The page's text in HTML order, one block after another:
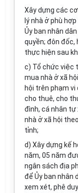
Xây dựng các
lý nhà ở phù
Ủy ban nhân
quyền; đôn đốc,
thực hiện sau
c) Tổ chức việc
mua nhà ở xã
hội trên phạm vi
cho thuê, cho
đình, cá nhân tự
nhà ở xã hội
tỉnh;
d) Xây dựng kế
năm, 05 năm
ngân sách địa
để Ủy ban nhân
xem xét, phê